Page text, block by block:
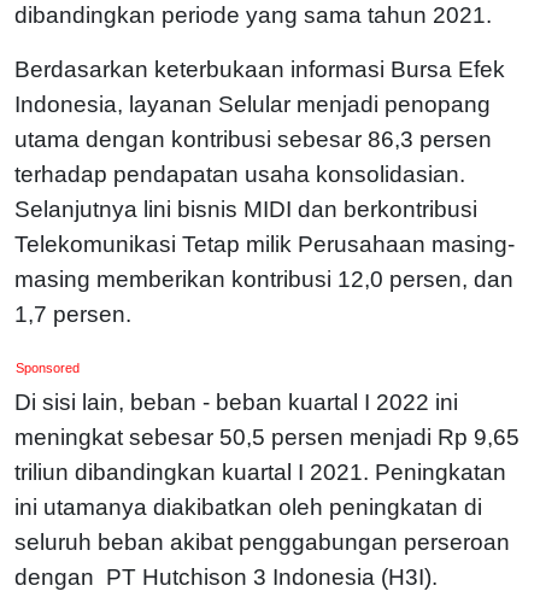
dibandingkan periode yang sama tahun 2021.
Berdasarkan keterbukaan informasi Bursa Efek
Indonesia, layanan Selular menjadi penopang
utama dengan kontribusi sebesar 86,3 persen
terhadap pendapatan usaha konsolidasian.
Selanjutnya lini bisnis MIDI dan berkontribusi
Telekomunikasi Tetap milik Perusahaan masing-
masing memberikan kontribusi 12,0 persen, dan
1,7 persen.
Sponsored
Di sisi lain, beban - beban kuartal I 2022 ini
meningkat sebesar 50,5 persen menjadi Rp 9,65
triliun dibandingkan kuartal I 2021. Peningkatan
ini utamanya diakibatkan oleh peningkatan di
seluruh beban akibat penggabungan perseroan
dengan PT Hutchison 3 Indonesia (H3I).